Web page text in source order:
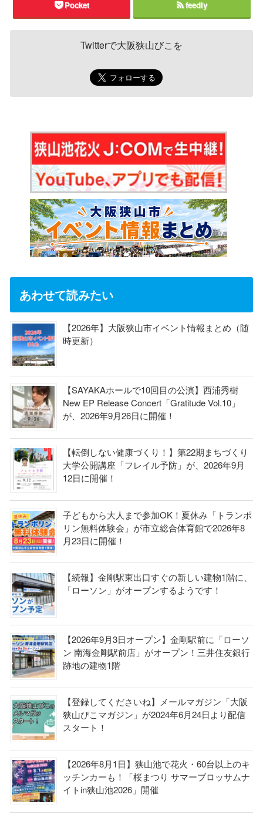
Pocket feedly
Twitterで大阪狭山びこを
あわせて読みたい
【2026年】大阪狭山市イベント情報まとめ（随
時更新）
【SAYAKAホールで10回目の公演】西浦秀樹
New EP Release Concert「Gratitude Vol.10」
が、2026年9月26日に開催！
【転倒しない健康づくり！】第22期まちづくり
大学公開講座「フレイル予防」が、2026年9月
12日に開催！
子どもから大人まで参加OK！夏休み「トランポ
リン無料体験会」が市立総合体育館で2026年8
月23日に開催！
【続報】金剛駅東出口すぐの新しい建物1階に、
「ローソン」がオープンするようです！
【2026年9月3日オープン】金剛駅前に「ローソ
ン 南海金剛駅前店」がオープン！三井住友銀行
跡地の建物1階
【登録してくださいね】メールマガジン「大阪
狭山びこマガジン」が2024年6月24日より配信
スタート！
【2026年8月1日】狭山池で花火・60台以上のキ
ッチンカーも！「桜まつり サマーブロッサムナ
イトin狭山池2026」開催